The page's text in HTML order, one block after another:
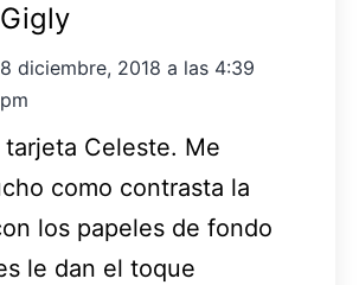
Gigly
8 diciembre, 2018 a las 4:39
pm
tarjeta Celeste. Me
como contrasta la
los papeles de fondo
le dan el toque